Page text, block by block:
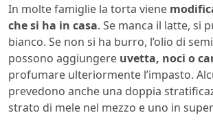
In molte famiglie la torta viene
che si ha in casa. Se manca il latte, si
bianco. Se non si ha burro, l’olio di
possono aggiungere uvetta, noci o
profumare ulteriormente l’impasto.
prevedono anche una doppia
strato di mele nel mezzo e uno in